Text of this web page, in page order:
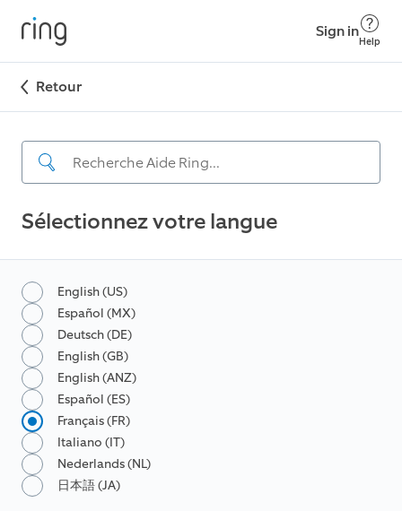
Sign in
Help
Retour
Sélectionnez votre langue
English (US)
Español (MX)
Deutsch (DE)
English (GB)
English (ANZ)
Español (ES)
Français (FR)
Italiano (IT)
Nederlands (NL)
日本語 (JA)